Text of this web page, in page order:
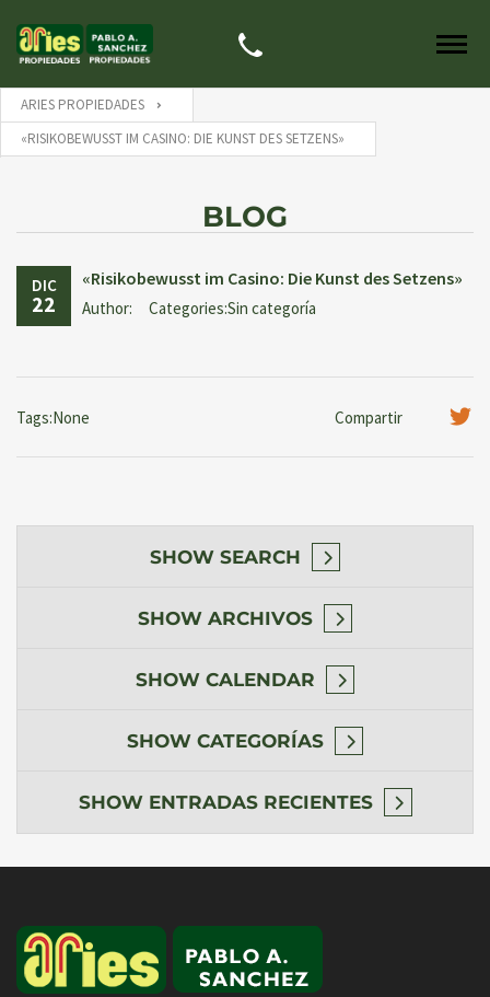
ARIES PROPIEDADES
«RISIKOBEWUSST IM CASINO: DIE KUNST DES SETZENS»
BLOG
DIC
22
«Risikobewusst im Casino: Die Kunst des Setzens»
Author: Categories:Sin categoría
Compartir
Tags:None
SHOW SEARCH
SHOW ARCHIVOS
SHOW CALENDAR
SHOW CATEGORÍAS
SHOW ENTRADAS RECIENTES